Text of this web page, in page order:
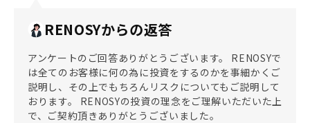
RENOSYからの返答
アンケートのご回答ありがとうございます。 RENOSYで
は全てのお客様に何の為に投資をするのかを事細かくご
説明し、その上でもちろんリスクについてもご説明して
おります。 RENOSYの投資の理念をご理解いただいた上
で、ご契約頂きありがとうございました。